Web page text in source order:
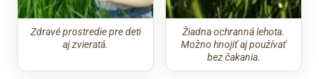
Zdravé prostredie pre deti
aj zvieratá.
Žiadna ochranná lehota.
Možno hnojiť aj používať
bez čakania.